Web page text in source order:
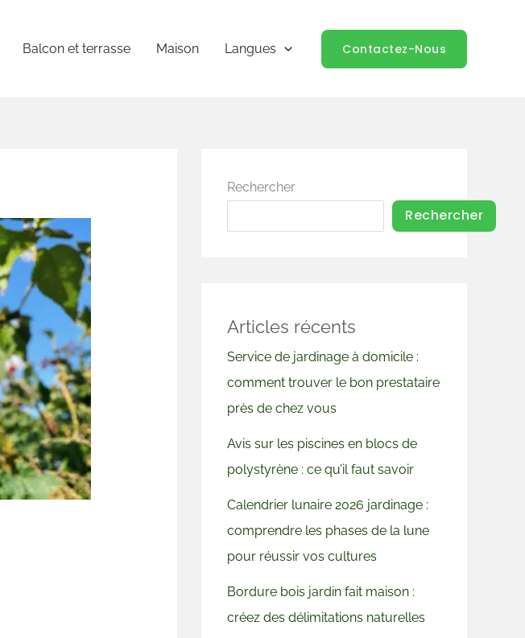
Balcon et terrasse Maison Langues Contactez-Nous
Rechercher
Rechercher
Articles récents
Service de jardinage à domicile :
comment trouver le bon prestataire
près de chez vous
Avis sur les piscines en blocs de
polystyrène : ce qu’il faut savoir
Calendrier lunaire 2026 jardinage :
comprendre les phases de la lune
pour réussir vos cultures
Bordure bois jardin fait maison :
créez des délimitations naturelles